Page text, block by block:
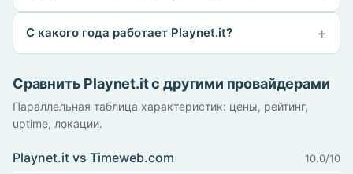
С какого года работает Playnet.it?
Сравнить Playnet.it с другими провайдерами
Параллельная таблица характеристик: цены, рейтинг,
uptime, локации.
Playnet.it vs Timeweb.com 10.0/10